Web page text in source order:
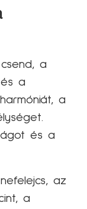
a
a
a
és a
az
a